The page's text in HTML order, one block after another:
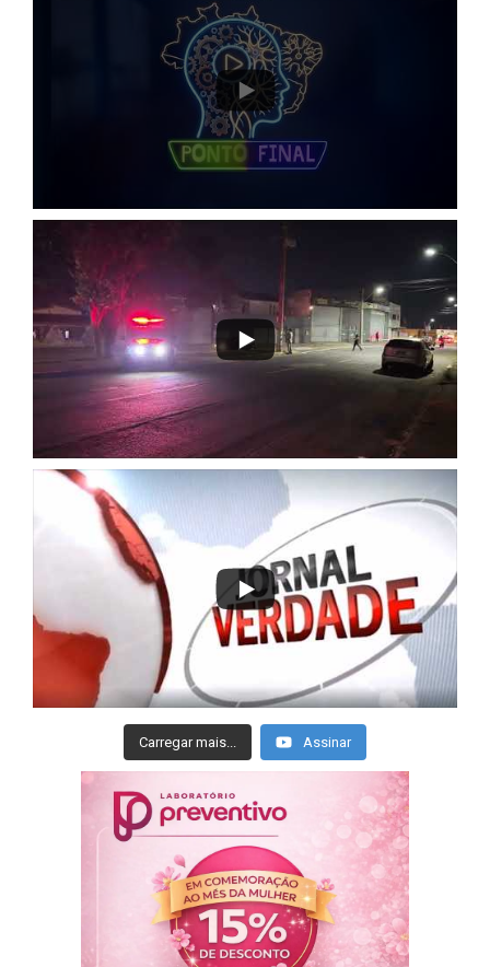
Carregar mais... Assinar